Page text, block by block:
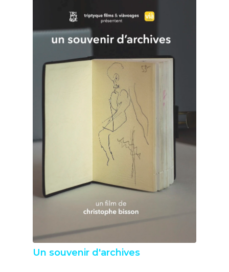
Un souvenir d'archives